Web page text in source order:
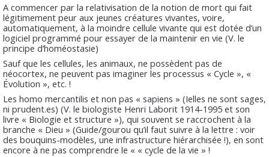
A commencer par la relativisation de la notion de mort qui fait
légitimement peur aux jeunes créatures vivantes, voire,
automatiquement, à la moindre cellule vivante qui est dotée d’un
logiciel programmé pour essayer de la maintenir en vie (V. le
principe d’homéostasie)
Sauf que les cellules, les animaux, ne possèdent pas de
néocortex, ne peuvent pas imaginer les processus « Cycle », «
Évolution », etc. !
Les homo mercantilis et non pas « sapiens » (Ielles ne sont sages,
ni prudent.es) (V. le biologiste Henri Laborit 1914-1995 et son
livre « Biologie et structure »), qui souvent se raccrochent à la
branche « Dieu » (Guide/gourou qu’il faut suivre à la lettre : voir
des bouquins-modèles, une infrastructure hiérarchisée !), en sont
encore à ne pas comprendre le « « cycle de la vie » !